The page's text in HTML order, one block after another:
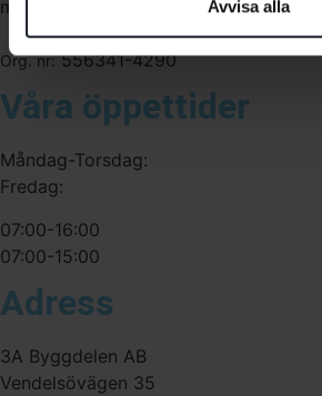
Avvisa alla
medarbetare med gedigen erfarenhet.
Org. nr:556341-4290
Våra öppettider
Måndag-Torsdag:
Fredag:
07:00-16:00
07:00-15:00
Adress
3A Byggdelen AB
Vendelsövägen 35